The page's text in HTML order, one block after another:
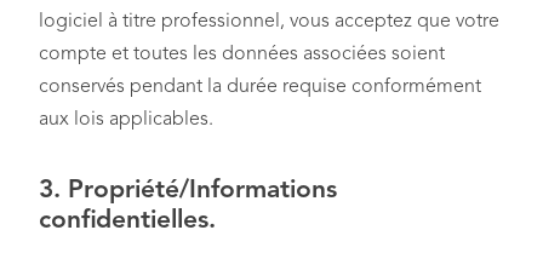
logiciel à titre professionnel, vous acceptez que votre
compte et toutes les données associées soient
conservés pendant la durée requise conformément
aux lois applicables.
3. Propriété/Informations
confidentielles.